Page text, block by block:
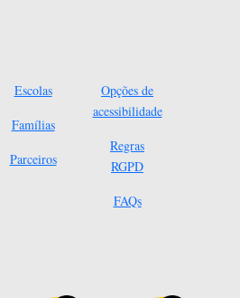
Escolas
Famílias
Parceiros
Opções de
acessibilidade
Regras
RGPD
FAQs